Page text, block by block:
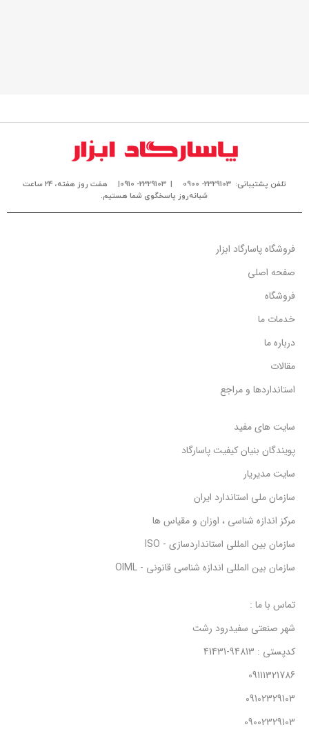
تلفن پشتیبانی: 2329103- 0900 | 2329103- 0910|
هفت روز هفته، ۲۴ ساعت
شبانه‌روز پاسخگوی شما هستیم.
فروشگاه پاسارگاد ابزار
صفحه اصلی
فروشگاه
خدمات ما
درباره ما
مقالات
استانداردها و مراجع
سایت های مفید
پویندگان بنیان کیفیت پاسارگاد
سایت مدیریار
سازمان ملی استاندارد ایران
مرکز اندازه شناسی ، اوزان و مقیاس ها
سازمان بین المللی استانداردسازی - ISO
سازمان بین المللی اندازه شناسی قانونی - OIML
تماس با ما :
شهر صنعتی سفیدرود رشت
کدپستی : 94813-41431
09111321786
09102329103
09002329103